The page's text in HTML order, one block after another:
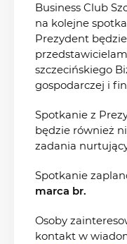
Business Club
na kolejne
Prezydent
szczecińskiego
gospodarczej i
Spotkanie z
będzie również
zadania
Spotkanie
marca br.
Osoby
kontakt w